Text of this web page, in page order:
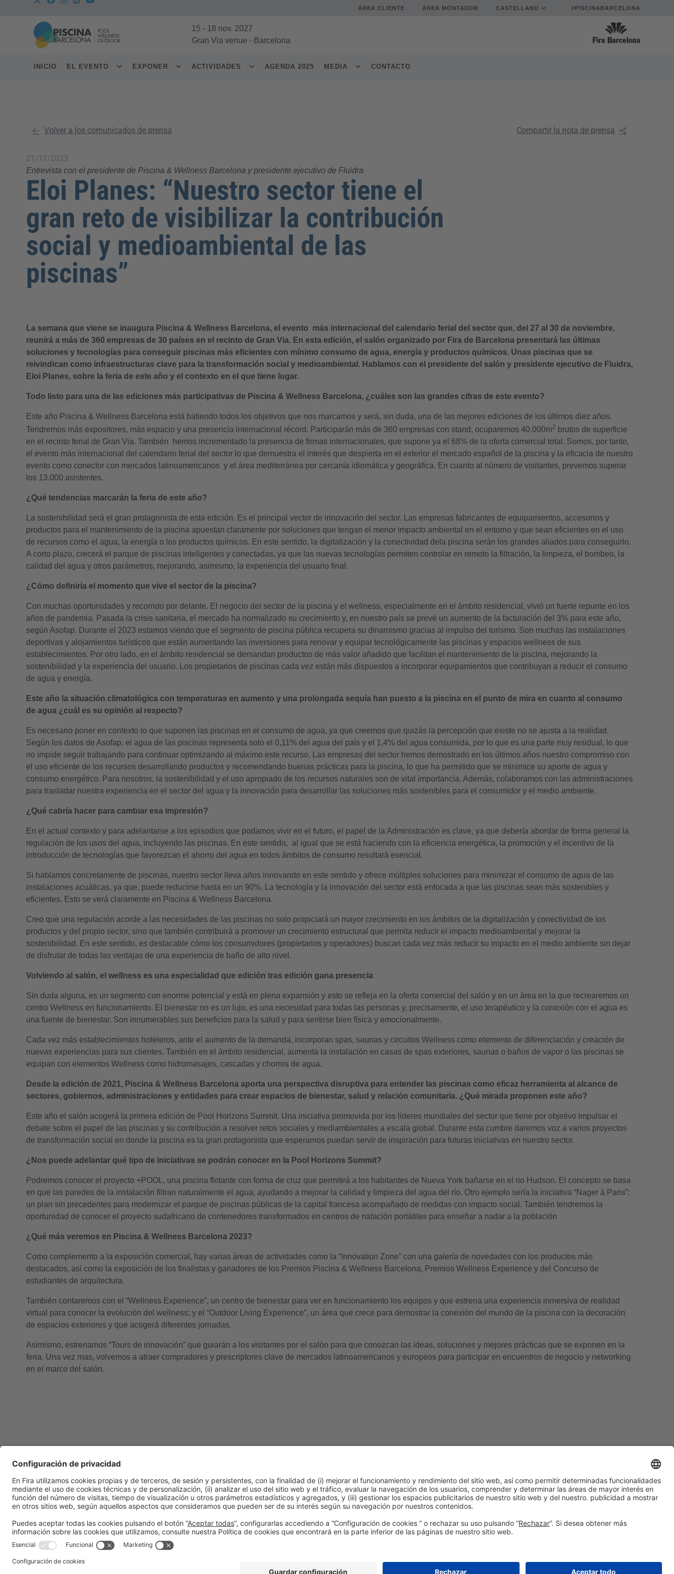
ÁREA CLIENTE ÁREA MONTADOR CASTELLANO #PISCINABARCELONA
15 - 18 nov. 2027
Gran Via venue - Barcelona
INICIO EL EVENTO EXPONER ACTIVIDADES AGENDA 2025 MEDIA CONTACTO
Volver a los comunicados de prensa Compartir la nota de prensa
21/11/2023
Entrevista con el presidente de Piscina & Wellness Barcelona y presidente ejecutivo de Fluidra
Eloi Planes: “Nuestro sector tiene el
gran reto de visibilizar la contribución
social y medioambiental de las
piscinas”
La semana que viene se inaugura Piscina & Wellness Barcelona, el evento más internacional del calendario ferial del sector que, del 27 al 30 de noviembre,
reunirá a más de 360 empresas de 30 países en el recinto de Gran Via. En esta edición, el salón organizado por Fira de Barcelona presentará las últimas
soluciones y tecnologías para conseguir piscinas más eficientes con mínimo consumo de agua, energía y productos químicos. Unas piscinas que se
reivindican como infraestructuras clave para la transformación social y medioambiental. Hablamos con el presidente del salón y presidente ejecutivo de Fluidra,
Eloi Planes, sobre la feria de este año y el contexto en el que tiene lugar.
Todo listo para una de las ediciones más participativas de Piscina & Wellness Barcelona, ¿cuáles son las grandes cifras de este evento?
Este año Piscina & Wellness Barcelona está batiendo todos los objetivos que nos marcamos y será, sin duda, una de las mejores ediciones de los últimos diez años.
Tendremos más expositores, más espacio y una presencia internacional récord. Participarán más de 360 empresas con stand, ocuparemos 40.000m2 brutos de superficie
en el recinto ferial de Gran Via. También hemos incrementado la presencia de firmas internacionales, que supone ya el 68% de la oferta comercial total. Somos, por tanto,
el evento más internacional del calendario ferial del sector lo que demuestra el interés que despierta en el exterior el mercado español de la piscina y la eficacia de nuestro
evento como conector con mercados latinoamericanos y el área mediterránea por cercanía idiomática y geográfica. En cuanto al número de visitantes, prevemos superar
los 13.000 asistentes.
¿Qué tendencias marcarán la feria de este año?
La sostenibilidad será el gran protagonista de esta edición. Es el principal vector de innovación del sector. Las empresas fabricantes de equipamientos, accesorios y
productos para el mantenimiento de la piscina apuestan claramente por soluciones que tengan el menor impacto ambiental en el entorno y que sean eficientes en el uso
de recursos como el agua, la energía o los productos químicos. En este sentido, la digitalización y la conectividad dela piscina serán los grandes aliados para conseguirlo.
A corto plazo, crecerá el parque de piscinas inteligentes y conectadas, ya que las nuevas tecnologías permiten controlar en remoto la filtración, la limpieza, el bombeo, la
calidad del agua y otros parámetros, mejorando, asimismo, la experiencia del usuario final.
¿Cómo definiría el momento que vive el sector de la piscina?
Con muchas oportunidades y recorrido por delante. El negocio del sector de la piscina y el wellness, especialmente en el ámbito residencial, vivió un fuerte repunte en los
años de pandemia. Pasada la crisis sanitaria, el mercado ha normalizado su crecimiento y, en nuestro país se prevé un aumento de la facturación del 3% para este año,
según Asofap. Durante el 2023 estamos viendo que el segmento de piscina pública recupera su dinamismo gracias al impulso del turismo. Son muchas las instalaciones
deportivas y alojamientos turísticos que están aumentando las inversiones para renovar y equipar tecnológicamente las piscinas y espacios wellness de sus
establecimientos. Por otro lado, en el ámbito residencial se demandan productos de más valor añadido que facilitan el mantenimiento de la piscina, mejorando la
sostenibilidad y la experiencia del usuario. Los propietarios de piscinas cada vez están más dispuestos a incorporar equipamientos que contribuyan a reducir el consumo
de agua y energía.
Este año la situación climatológica con temperaturas en aumento y una prolongada sequía han puesto a la piscina en el punto de mira en cuanto al consumo
de agua ¿cuál es su opinión al respecto?
Es necesario poner en contexto lo que suponen las piscinas en el consumo de agua, ya que creemos que quizás la percepción que existe no se ajusta a la realidad.
Según los datos de Asofap, el agua de las piscinas representa solo el 0,11% del agua del país y el 1,4% del agua consumida, por lo que es una parte muy residual, lo que
no impide seguir trabajando para continuar optimizando al máximo este recurso. Las empresas del sector hemos demostrado en los últimos años nuestro compromiso con
el uso eficiente de los recursos desarrollando productos y recomendando buenas prácticas para la piscina, lo que ha permitido que se minimice su aporte de agua y
consumo energético. Para nosotros, la sostenibilidad y el uso apropiado de los recursos naturales son de vital importancia. Además, colaboramos con las administraciones
para trasladar nuestra experiencia en el sector del agua y la innovación para desarrollar las soluciones más sostenibles para el consumidor y el medio ambiente.
¿Qué cabría hacer para cambiar esa impresión?
En el actual contexto y para adelantarse a los episodios que podamos vivir en el futuro, el papel de la Administración es clave, ya que debería abordar de forma general la
regulación de los usos del agua, incluyendo las piscinas. En este sentido, al igual que se está haciendo con la eficiencia energética, la promoción y el incentivo de la
introducción de tecnologías que favorezcan el ahorro del agua en todos ámbitos de consumo resultará esencial.
Si hablamos concretamente de piscinas, nuestro sector lleva años innovando en este sentido y ofrece múltiples soluciones para minimizar el consumo de agua de las
instalaciones acuáticas, ya que, puede reducirse hasta en un 90%. La tecnología y la innovación del sector está enfocada a que las piscinas sean más sostenibles y
eficientes. Esto se verá claramente en Piscina & Wellness Barcelona.
Creo que una regulación acorde a las necesidades de las piscinas no solo propiciará un mayor crecimiento en los ámbitos de la digitalización y conectividad de los
productos y del propio sector, sino que también contribuirá a promover un crecimiento estructural que permita reducir el impacto medioambiental y mejorar la
sostenibilidad. En este sentido, es destacable cómo los consumidores (propietarios y operadores) buscan cada vez más reducir su impacto en el medio ambiente sin dejar
de disfrutar de todas las ventajas de una experiencia de baño de alto nivel.
Volviendo al salón, el wellness es una especialidad que edición tras edición gana presencia
Sin duda alguna, es un segmento con enorme potencial y está en plena expansión y esto se refleja en la oferta comercial del salón y en un área en la que recrearemos un
centro Wellness en funcionamiento. El bienestar no es un lujo, es una necesidad para todas las personas y, precisamente, el uso terapéutico y la conexión con el agua es
una fuente de bienestar. Son innumerables sus beneficios para la salud y para sentirse bien física y emocionalmente.
Cada vez más establecimientos hoteleros, ante el aumento de la demanda, incorporan spas, saunas y circuitos Wellness como elemento de diferenciación y creación de
nuevas experiencias para sus clientes. También en el ámbito residencial, aumenta la instalación en casas de spas exteriores, saunas o baños de vapor o las piscinas se
equipan con elementos Wellness como hidromasajes, cascadas y chorros de agua.
Desde la edición de 2021, Piscina & Wellness Barcelona aporta una perspectiva disruptiva para entender las piscinas como eficaz herramienta al alcance de
sectores, gobiernos, administraciones y entidades para crear espacios de bienestar, salud y relación comunitaria. ¿Qué mirada proponen este año?
Este año el salón acogerá la primera edición de Pool Horizons Summit. Una iniciativa promovida por los líderes mundiales del sector que tiene por objetivo impulsar el
debate sobre el papel de las piscinas y su contribución a resolver retos sociales y mediambientales a escala global. Durante esta cumbre daremos voz a varios proyectos
de transformación social en donde la piscina es la gran protagonista que esperamos puedan servir de inspiración para futuras iniciativas en nuestro sector.
¿Nos puede adelantar qué tipo de iniciativas se podrán conocer en la Pool Horizons Summit?
Podremos conocer el proyecto +POOL, una piscina flotante con forma de cruz que permitirá a los habitantes de Nueva York bañarse en el rio Hudson. El concepto se basa
en que las paredes de la instalación filtran naturalmente el agua, ayudando a mejorar la calidad y limpieza del agua del río. Otro ejemplo sería la iniciativa “Nager à Paris”:
un plan sin precedentes para modernizar el parque de piscinas públicas de la capital francesa acompañado de medidas con impacto social. También tendremos la
oportunidad de conocer el proyecto sudafricano de contenedores transformados en centros de natación portátiles para enseñar a nadar a la población
¿Qué más veremos en Piscina & Wellness Barcelona 2023?
Como complemento a la exposición comercial, hay varias áreas de actividades como la “Innovation Zone” con una galería de novedades con los productos más
destacados, así como la exposición de los finalistas y ganadores de los Premios Piscina & Wellness Barcelona, Premios Wellness Experience y del Concurso de
estudiantes de arquitectura.
También contaremos con el “Wellness Experience”, un centro de bienestar para ver en funcionamiento los equipos y que estrena una experiencia inmersiva de realidad
virtual para conocer la evolución del wellness; y el “Outdoor Living Experience”, un área que crece para demostrar la conexión del mundo de la piscina con la decoración
de espacios exteriores y que acogerá diferentes jornadas.
Asimismo, estrenamos “Tours de innovación” que guiarán a los visitantes por el salón para que conozcan las ideas, soluciones y mejores prácticas que se exponen en la
feria. Una vez mas, volvemos a atraer compradores y prescriptores clave de mercados latinoamericanos y europeos para participar en encuentros de negocio y networking
en el marco del salón.
Información generalAviso legalPolítica de privacidadPolítica de cookies
en las redes sociales
Instagram?